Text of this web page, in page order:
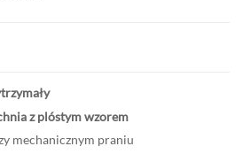
z plóstym wzorem
mechanicznym praniu